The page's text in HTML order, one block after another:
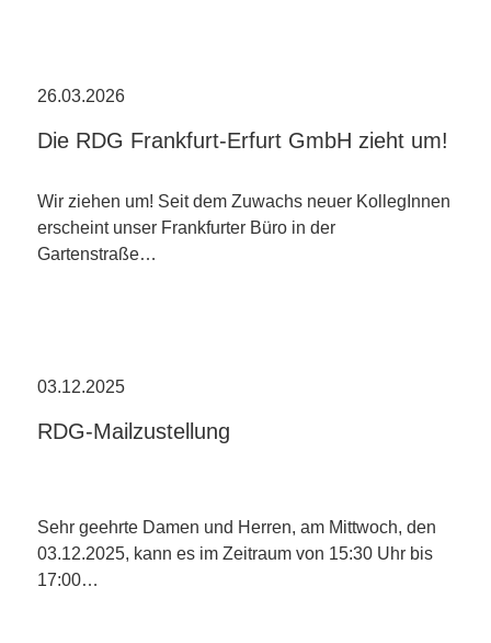
26.03.2026
Die RDG Frankfurt-Erfurt GmbH zieht um!
Wir ziehen um! Seit dem Zuwachs neuer KollegInnen
erscheint unser Frankfurter Büro in der
Gartenstraße…
03.12.2025
RDG-Mailzustellung
Sehr geehrte Damen und Herren, am Mittwoch, den
03.12.2025, kann es im Zeitraum von 15:30 Uhr bis
17:00…